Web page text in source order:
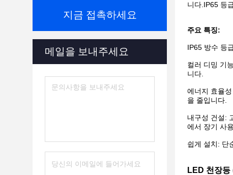
지금 접촉하세요
메일을 보내주세요
니다.IP65 등
주요 특징:
IP65 방수 등
컬러 디밍 기
니다.
에너지 효율
을 줄입니다.
내구성 건설:
에서 장기 사
쉽게 설치: 단
LED 천장등